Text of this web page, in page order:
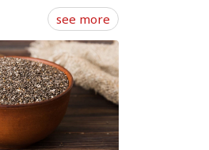
see more